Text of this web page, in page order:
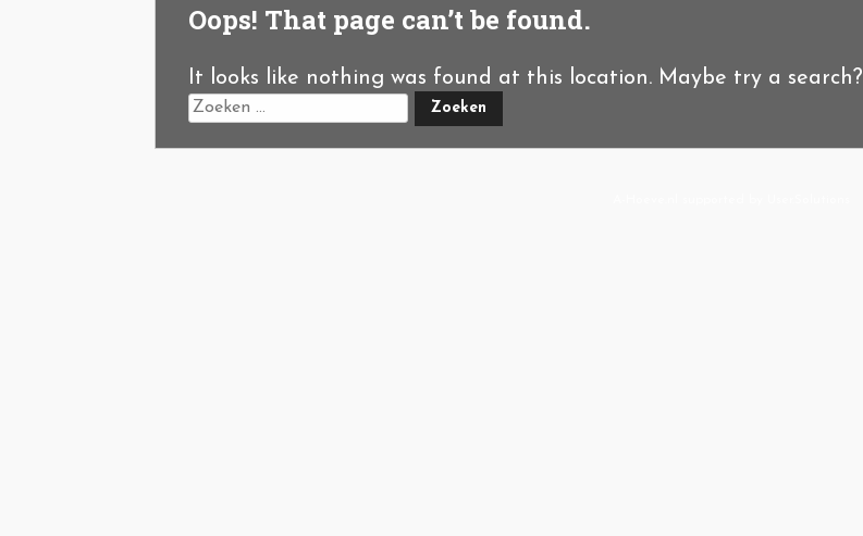
Oops! That page can’t be found.
It looks like nothing was found at this location. Maybe try a search?